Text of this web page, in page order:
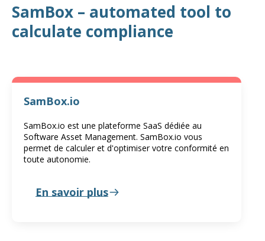
SamBox – automated tool to
calculate compliance
SamBox.io
SamBox.io est une plateforme SaaS dédiée au
Software Asset Management. SamBox.io vous
permet de calculer et d'optimiser votre conformité en
toute autonomie.
En savoir plus